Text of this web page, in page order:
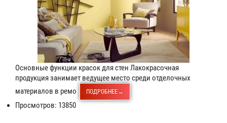
Основные функции красок для стен Лакокрасочная
продукция занимает ведущее место среди отделочных
материалов в ремо
ПОДРОБНЕЕ→
Просмотров: 13850